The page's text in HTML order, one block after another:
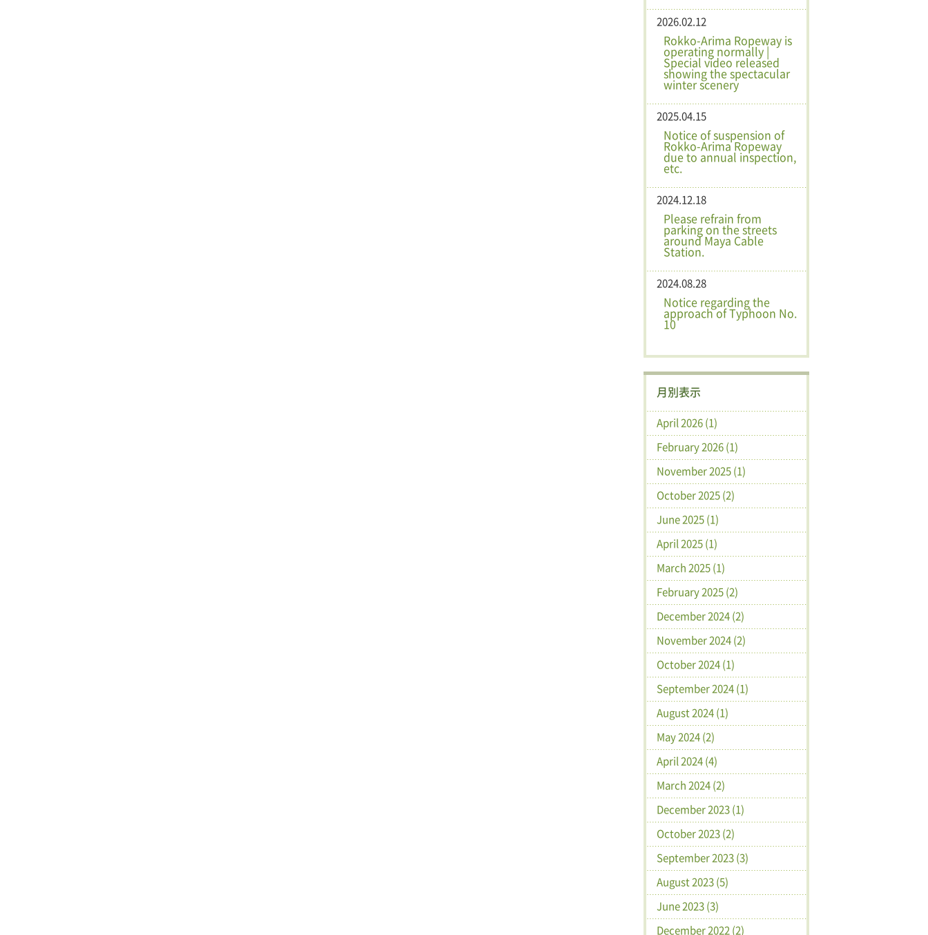
2026.02.12
Rokko-Arima Ropeway is
operating normally |
Special video released
showing the spectacular
winter scenery
2025.04.15
Notice of suspension of
Rokko-Arima Ropeway
due to annual inspection,
etc.
2024.12.18
Please refrain from
parking on the streets
around Maya Cable
Station.
2024.08.28
Notice regarding the
approach of Typhoon No.
10
月別表示
April 2026 (1)
February 2026 (1)
November 2025 (1)
October 2025 (2)
June 2025 (1)
April 2025 (1)
March 2025 (1)
February 2025 (2)
December 2024 (2)
November 2024 (2)
October 2024 (1)
September 2024 (1)
August 2024 (1)
May 2024 (2)
April 2024 (4)
March 2024 (2)
December 2023 (1)
October 2023 (2)
September 2023 (3)
August 2023 (5)
June 2023 (3)
December 2022 (2)